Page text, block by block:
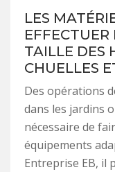
LES
EFFECTUER
TAILLE DES
CHUELLES
Des opérations
dans les jardins
nécessaire de
équipements
Entreprise EB, il